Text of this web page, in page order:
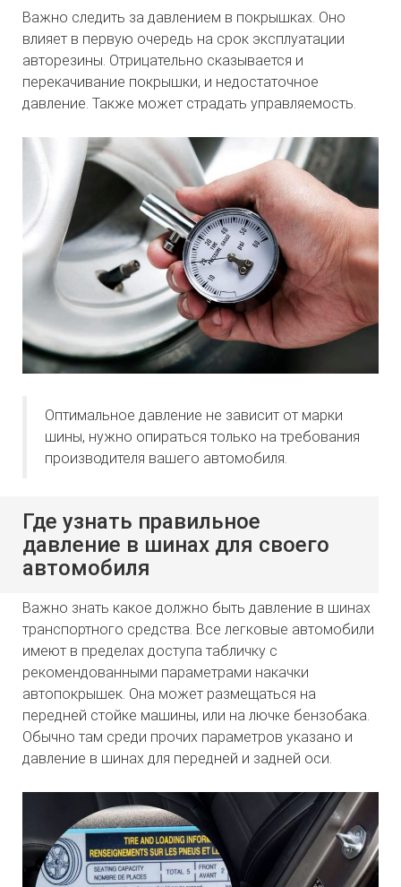
Важно следить за давлением в покрышках. Оно
влияет в первую очередь на срок эксплуатации
авторезины. Отрицательно сказывается и
перекачивание покрышки, и недостаточное
давление. Также может страдать управляемость.
Оптимальное давление не зависит от марки
шины, нужно опираться только на требования
производителя вашего автомобиля.
Где узнать правильное
давление в шинах для своего
автомобиля
Важно знать какое должно быть давление в шинах
транспортного средства. Все легковые автомобили
имеют в пределах доступа табличку с
рекомендованными параметрами накачки
автопокрышек. Она может размещаться на
передней стойке машины, или на лючке бензобака.
Обычно там среди прочих параметров указано и
давление в шинах для передней и задней оси.